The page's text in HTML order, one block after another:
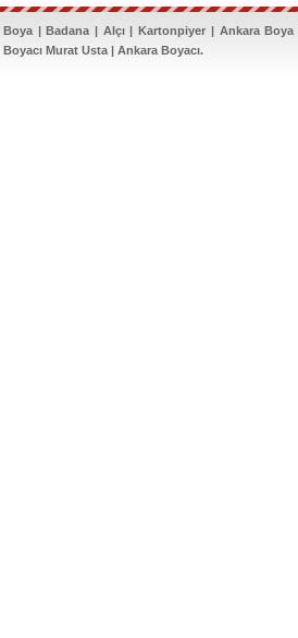
Boya | Badana | Alçı | Kartonpiyer | Ankara
Boyacı Murat Usta | Ankara Boyacı.